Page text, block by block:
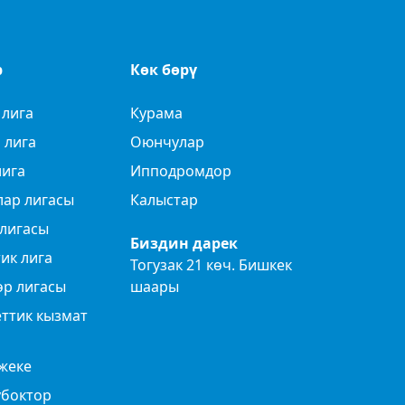
лигасы
лига
лигасы
кызмат
Көк бөрү
Курама
Оюнчулар
Ипподромдор
Калыстар
Биздин дарек
Тогузак 21 көч. Бишкек
шаары